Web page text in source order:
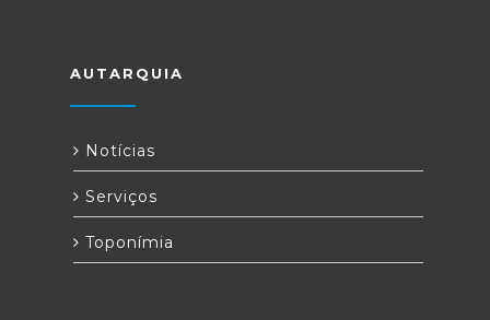
AUTARQUIA
Notícias
Serviços
Toponímia